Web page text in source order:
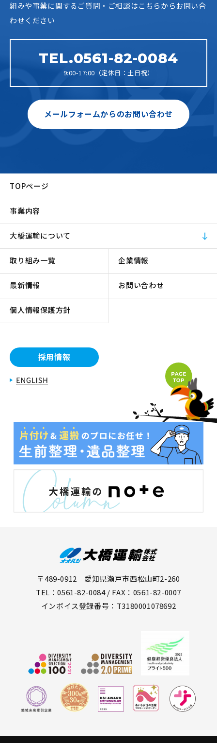
組みや事業に関するご質問・ご相談はこちらからお問い合
わせください
TEL.0561-82-0084
9:00-17:00（定休日：土日祝）
メールフォームからのお問い合わせ
TOPページ
事業内容
大橋運輸について
取り組み一覧 企業情報
最新情報 お問い合わせ
個人情報保護方針
採用情報
〒489-0912 愛知県瀬戸市西松山町2-260
TEL：0561-82-0084 / FAX：0561-82-0007
インボイス登録番号：T3180001078692